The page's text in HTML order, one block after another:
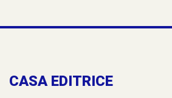
CASA EDITRICE